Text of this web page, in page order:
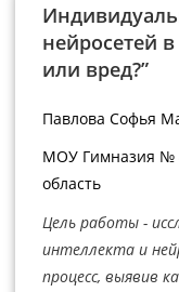
нейросетей
или вред?”
Павлова Софья
МОУ Гимназия №
область
Цель работы -
интеллекта и
процесс, выявив